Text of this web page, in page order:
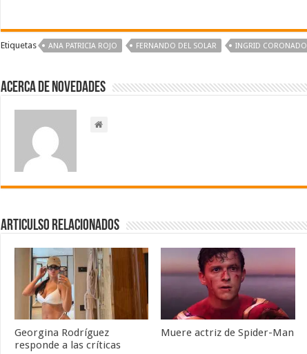
Etiquetas ANA PATRICIA ROJO FERNANDO DEL SOLAR INGRID CORONADO
Acerca de NOVEDADES
Articulso Relacionados
Georgina Rodríguez
responde a las críticas
Muere actriz de Spider-Man